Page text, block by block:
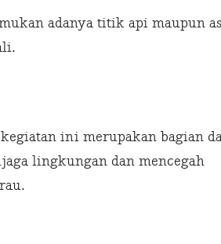
adanya titik api maupun
ini merupakan bagian
lingkungan dan mencegah